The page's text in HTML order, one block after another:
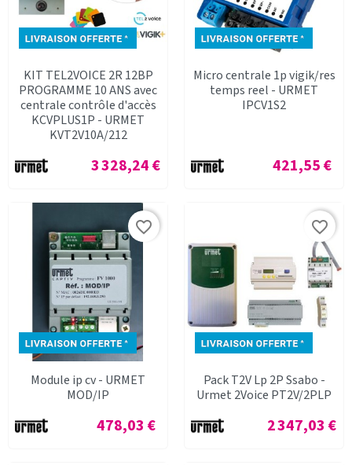
KIT TEL2VOICE 2R 12BP
PROGRAMME 10 ANS avec
centrale contrôle d'accès
KCVPLUS1P - URMET
KVT2V10A/212
Prix
3 328,24 €
Micro centrale 1p vigik/res
temps reel - URMET
IPCV1S2
Prix
421,55 €
Module ip cv - URMET
MOD/IP
Prix
478,03 €
favorite_border
Pack T2V Lp 2P Ssabo -
Urmet 2Voice PT2V/2PLP
Prix
2 347,03 €
favorite_border